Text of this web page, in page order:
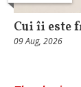
Cui îi este
09 Aug, 2026